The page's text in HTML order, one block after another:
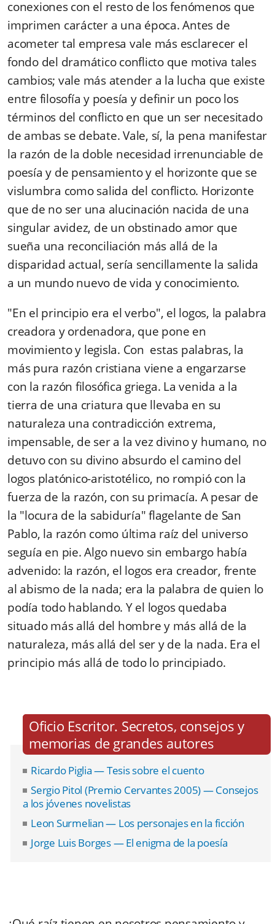
conexiones con el resto de los fenómenos que
imprimen carácter a una época. Antes de
acometer tal empresa vale más esclarecer el
fondo del dramático conflicto que motiva tales
cambios; vale más atender a la lucha que existe
entre filosofía y poesía y definir un poco los
términos del conflicto en que un ser necesitado
de ambas se debate. Vale, sí, la pena manifestar
la razón de la doble necesidad irrenunciable de
poesía y de pensamiento y el horizonte que se
vislumbra como salida del conflicto. Horizonte
que de no ser una alucinación nacida de una
singular avidez, de un obstinado amor que
sueña una reconciliación más allá de la
disparidad actual, sería sencillamente la salida
a un mundo nuevo de vida y conocimiento.
"En el principio era el verbo", el logos, la palabra
creadora y ordenadora, que pone en
movimiento y legisla. Con estas palabras, la
más pura razón cristiana viene a engarzarse
con la razón filosófica griega. La venida a la
tierra de una criatura que llevaba en su
naturaleza una contradicción extrema,
impensable, de ser a la vez divino y humano, no
detuvo con su divino absurdo el camino del
logos platónico-aristotélico, no rompió con la
fuerza de la razón, con su primacía. A pesar de
la "locura de la sabiduría" flagelante de San
Pablo, la razón como última raíz del universo
seguía en pie. Algo nuevo sin embargo había
advenido: la razón, el logos era creador, frente
al abismo de la nada; era la palabra de quien lo
podía todo hablando. Y el logos quedaba
situado más allá del hombre y más allá de la
naturaleza, más allá del ser y de la nada. Era el
principio más allá de todo lo principiado.
Oficio Escritor. Secretos, consejos y
memorias de grandes autores
Ricardo Piglia — Tesis sobre el cuento
Sergio Pitol (Premio Cervantes 2005) — Consejos
a los jóvenes novelistas
Leon Surmelian — Los personajes en la ficción
Jorge Luis Borges — El enigma de la poesía